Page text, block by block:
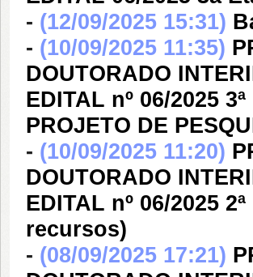
- (12/09/2025 15:31)
- (10/09/2025 11:35)
DOUTORADO
EDITAL nº 06/2025
PROJETO DE
- (10/09/2025 11:20)
DOUTORADO
EDITAL nº 06/2025
recursos)
- (08/09/2025 17:21)